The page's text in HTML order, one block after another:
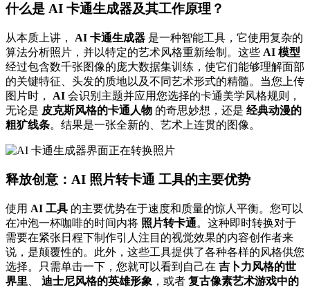
什么是 AI 卡通生成器及其工作原理？
从本质上讲， AI 卡通生成器 是一种智能工具，它使用复杂的
算法分析照片，并以特定的艺术风格重新绘制。这些 AI 模型
经过包含数千张图像的庞大数据集训练，使它们能够理解面部
的关键特征、头发的质地以及不同艺术形式的精髓。当您上传
图片时， AI 会识别主题并应用您选择的卡通美学风格规则，
无论是 皮克斯风格的卡通人物 的奇思妙想，还是 经典动漫的
粗犷线条。结果是一张全新的、艺术上连贯的图像。
释放创意：AI 照片转卡通 工具的主要优势
使用 AI 工具 的主要优势在于速度和质量的惊人平衡。您可以
在冲泡一杯咖啡的时间内将 照片转卡通。这种即时转换对于
需要在紧张日程下制作引人注目的视觉效果的内容创作者来
说，是颠覆性的。此外，这些工具提供了各种各样的风格供您
选择。只需单击一下，您就可以看到自己在 吉卜力风格的世
界里
迪士尼风格的英雄形象 ，或者 复古像素艺术游戏中的